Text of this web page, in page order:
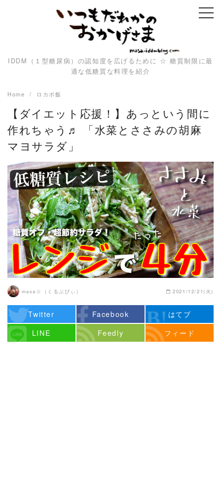
IDDM（１型糖尿病）の認知度を広げるために ☆ 糖質制限に最
適な低糖質な料理を紹介
Home ロカボ飯
【ダイエット応援！】あっという間に
作れちゃう♬ 「水菜とささみの胡麻
マヨサラダ」
masa☆（くるぷぴぃ） 2021/12/21(火)
Twitter Facebook
はてブ
LINE
Feedly フィード